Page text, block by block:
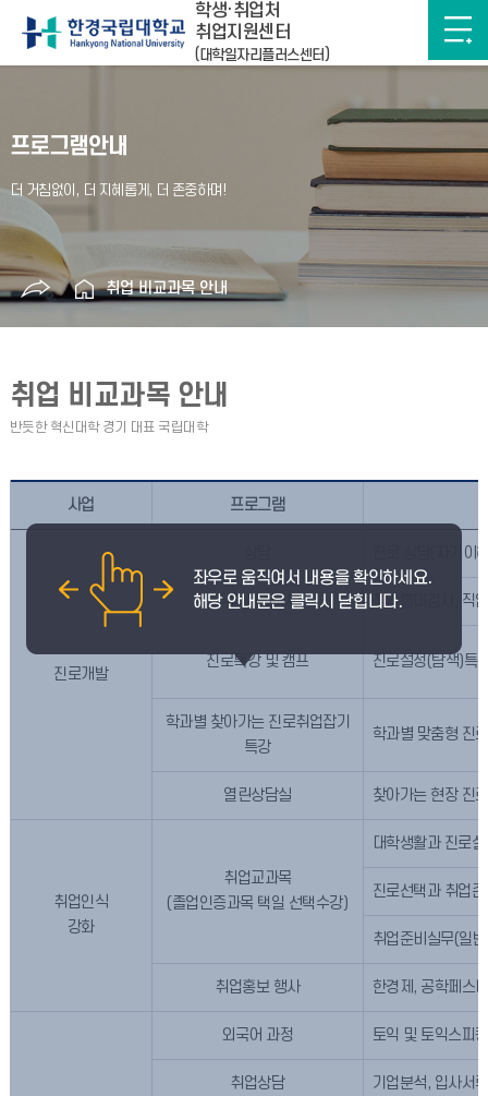
학생·취업처
취업지원센터
(대학일자리플러스센터)
프로그램안내
취업 비교과목 안내
취업 비교과목 안내
사업 프로그램
진로개발
진로 상담(자기이
직업심리검사 직업흥미검사, 직
진로특강 및 캠프 진로설정(탐색)특
학과별 찾아가는 진로취업잡기
특강
학과별 맞춤형 진
열린상담실 찾아가는 현장 진
취업인식
강화
취업교과목
(졸업인증과목 택일 선택수강)
대학생활과 진로
진로선택과 취업
취업준비실무(일
취업홍보 행사 한경제, 공학페스
외국어 과정 토익 및 토익스피
취업상담 기업분석, 입사서